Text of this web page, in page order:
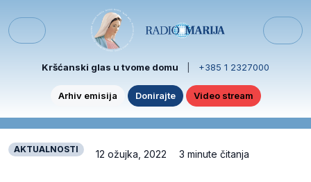
Menu
Kršćanski glas u tvome domu +385 1 2327000
Arhiv emisija Donirajte Video stream
AKTUALNOSTI 12 ožujka, 2022 3 minute čitanja